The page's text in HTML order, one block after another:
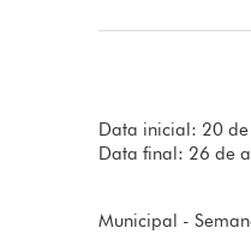
Data inicial: 20
Data final: 26 de
Municipal -